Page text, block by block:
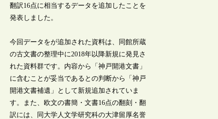
翻訳16点に相当するデータを追加したことを
発表しました。
今回データをが追加された資料は、同館所蔵
の古文書の整理中に2018年以降新規に発見さ
れた資料群です。内容から「神戸開港文書」
に含むことが妥当であるとの判断から「神戸
開港文書補遺」として新規追加されていま
す。また、欧文の書簡・文書16点の翻刻・翻
訳には、同大学人文学研究科の大津留厚名誉